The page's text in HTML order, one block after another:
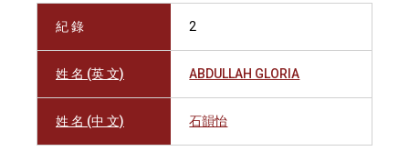
紀 錄 2
姓 名 (英 文) ABDULLAH GLORIA
姓 名 (中 文) 石韻怡